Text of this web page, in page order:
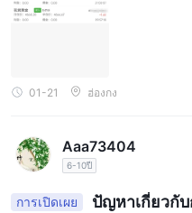
01-21 ฮ่องกง
Aaa73404
6-10ปี
การเปิดเผย ปัญหาเกี่ยวกั